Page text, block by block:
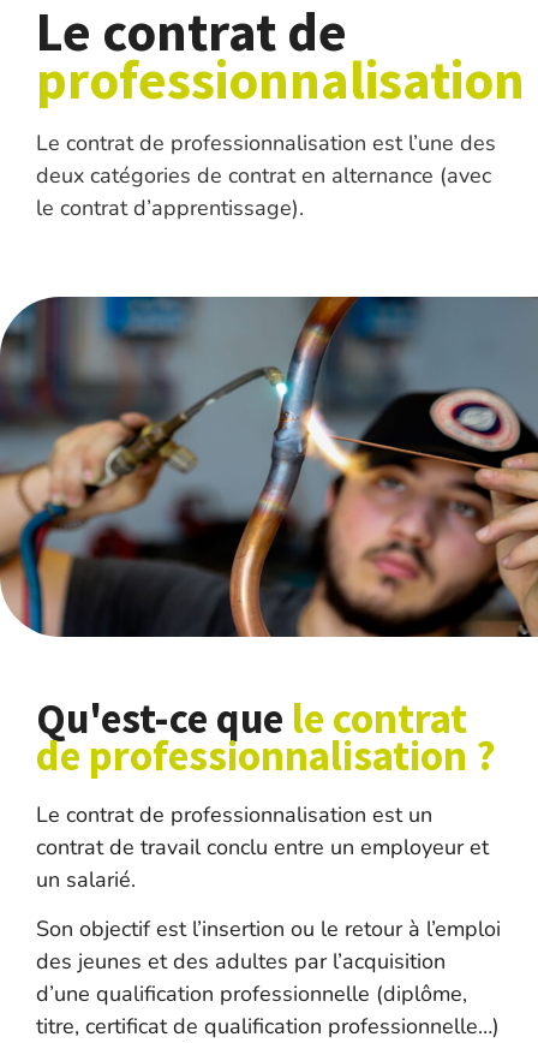
Le contrat de
professionnalisation
Le contrat de professionnalisation est l’une des
deux catégories de contrat en alternance (avec
le contrat d’apprentissage).
Qu'est-ce que le contrat
de professionnalisation ?
Le contrat de professionnalisation est un
contrat de travail conclu entre un employeur et
un salarié.
Son objectif est l’insertion ou le retour à l’emploi
des jeunes et des adultes par l’acquisition
d’une qualification professionnelle (diplôme,
titre, certificat de qualification professionnelle…)